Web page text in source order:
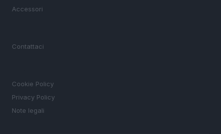
Accessori
Contattaci
Cookie Policy
Privacy Policy
Note legali